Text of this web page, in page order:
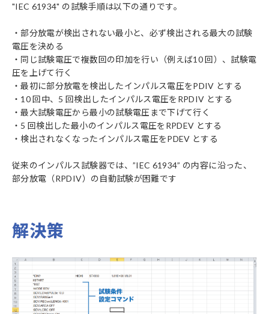
"IEC 61934" の試験手順は以下の通りです。
・部分放電が検出されない最小と、必ず検出される最大の試験
電圧を決める
・同じ試験電圧で複数回の印加を行い（例えば10 回）、試験電
圧を上げて行く
・最初に部分放電を検出したインパルス電圧をPDIV とする
・10 回中、5 回検出したインパルス電圧をRPDIV とする
・最大試験電圧から最小の試験電圧まで下げて行く
・5 回検出した最小のインパルス電圧をRPDEV とする
・検出されなくなったインパルス電圧をPDEV とする
従来のインパルス試験器では、”IEC 61934” の内容に沿った、
部分放電（RPDIV）の自動試験が困難です
解決策